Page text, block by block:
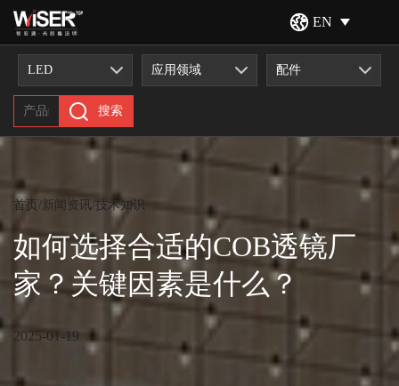
EN
LED 应用领域 配件
搜索
首页 /新闻资讯/技术知识
如何选择合适的COB透镜厂
家？关键因素是什么？
2025-01-19